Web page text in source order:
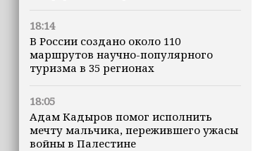
18:14
В России создано около 110
маршрутов научно-популярного
туризма в 35 регионах
18:05
Адам Кадыров помог исполнить
мечту мальчика, пережившего ужасы
войны в Палестине